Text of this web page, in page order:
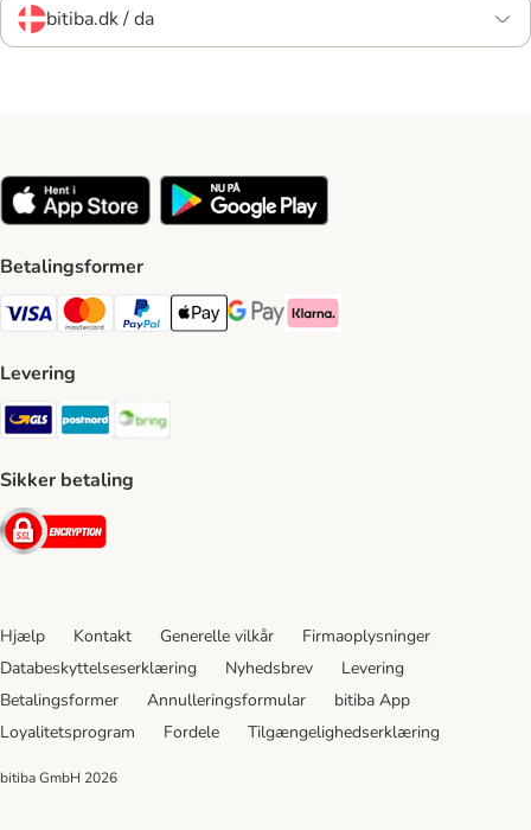
bitiba.dk / da
Betalingsformer
VISA Payment Method
Mastercard Payment Method
Paypal Payment Method
Apple Pay Payment Method
Google Pay Payment Method
Klarna Payment Method
Levering
GLS Shipping Method
Postnord Shipping Method
Sikker betaling
Security
Hjælp Kontakt Generelle vilkår
Firmaoplysninger
Databeskyttelseserklæring
Nyhedsbrev
Levering
Betalingsformer
Annulleringsformular
bitiba App
Loyalitetsprogram
Fordele Tilgængelighedserklæring
bitiba GmbH 2026